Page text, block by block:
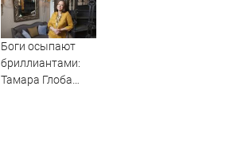
организацией
Боги осыпают
бриллиантами:
Тамара Глоба